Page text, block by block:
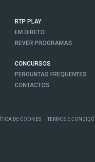
RTP PLAY
EM DIRETO
REVER PROGRAMAS
CONCURSOS
PERGUNTAS FREQUENTES
CONTACTOS
DE COOKIES | TERMOS E